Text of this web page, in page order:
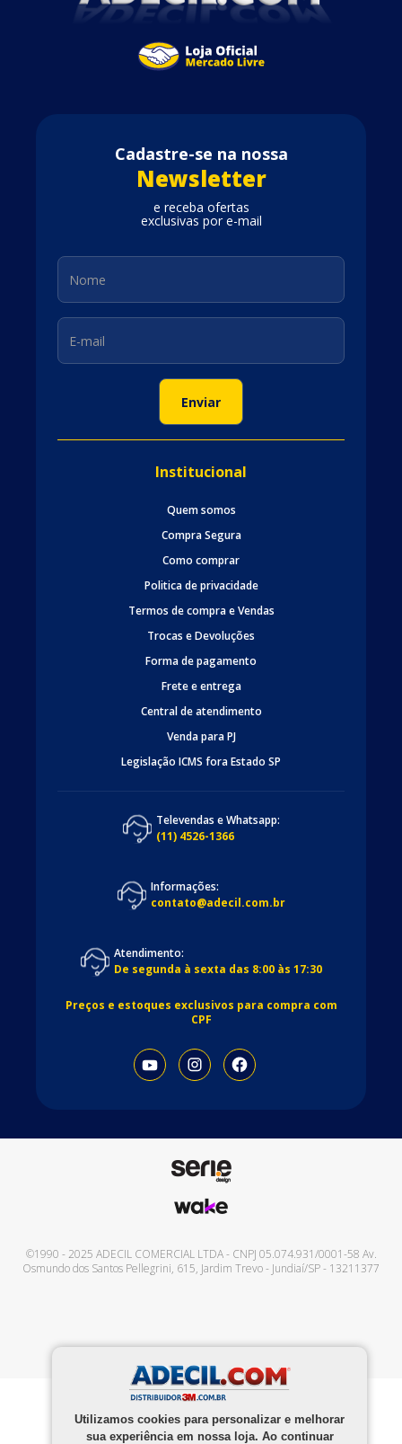
Utilizamos cookies para personalizar e melhorar
sua experiência em nossa loja. Ao continuar
Cadastre-se na nossa
Newsletter
e receba ofertas
exclusivas por e-mail
Institucional
Quem somos
Compra Segura
Como comprar
Politica de privacidade
Termos de compra e Vendas
Trocas e Devoluções
Forma de pagamento
Frete e entrega
Central de atendimento
Venda para PJ
Legislação ICMS fora Estado SP
Televendas e Whatsapp:
(11) 4526-1366
Informações:
contato@adecil.com.br
Atendimento:
De segunda à sexta das 8:00 às 17:30
Preços e estoques exclusivos para compra com
CPF
©1990 - 2025 ADECIL COMERCIAL LTDA- CNPJ 05.074.931/0001-58 Av.
Osmundo dos Santos Pellegrini, 615, Jardim Trevo- Jundiaí/SP- 13211377